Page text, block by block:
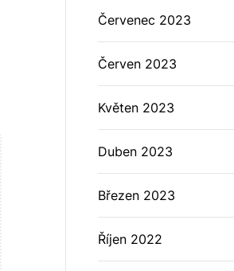
Červenec 2023
Červen 2023
Květen 2023
Duben 2023
Březen 2023
Říjen 2022